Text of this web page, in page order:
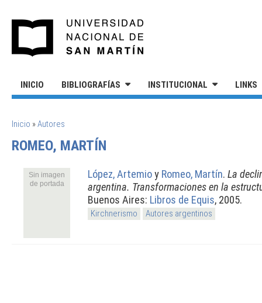
INICIO BIBLIOGRAFÍAS INSTITUCIONAL LINKS
SE ENCUENTRA USTED AQUÍ
Inicio »Autores
ROMEO, MARTÍN
Sin imagen
de portada
López, Artemioy Romeo, Martín. La
argentina. Transformaciones en la
Buenos Aires: Libros de Equis, 2005.
Kirchnerismo Autores argentinos